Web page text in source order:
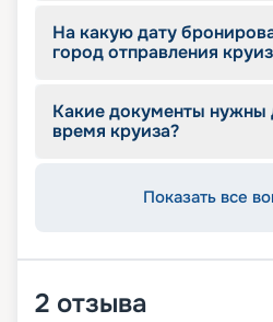
На какую дату
город отправления
Какие документы нужны
время круиза?
Показать все
2 отзыва